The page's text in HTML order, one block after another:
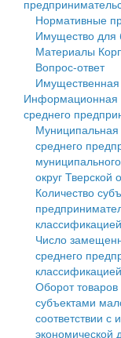
Экономика и
...
Символика
Устав
Гостям округа
Туризм
Культура
Образование
Здравоохранение
Социальная
Фотоальбом
муниципального
Администрация
Тверской области
Управление
Открытые
Работа с
Муниципальный
Муниципальные
Проекты
Финансовое
Бюджет для
Имущество
Выявление
объектов
Имущественная
среднего
среднего
Муниципальные
Нормативные
Имущество для
Материалы
Вопрос-ответ
Имущественная
Информационная
среднего
среднего
округ Тверской
Количество
Число
среднего
Оборот
субъектами
соответствии с
экономической